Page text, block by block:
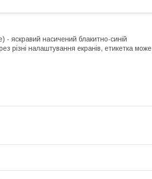
- яскравий насичений блакитно-синій
різні налаштування екранів, етикетка може